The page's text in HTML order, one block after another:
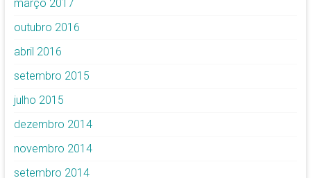
março 2017
outubro 2016
abril 2016
setembro 2015
julho 2015
dezembro 2014
novembro 2014
setembro 2014